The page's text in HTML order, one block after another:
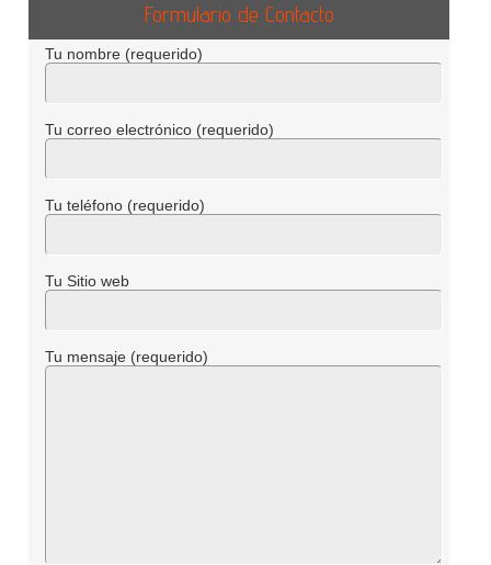
Formulario de Contacto
Tu nombre (requerido)
Tu correo electrónico (requerido)
Tu teléfono (requerido)
Tu Sitio web
Tu mensaje (requerido)